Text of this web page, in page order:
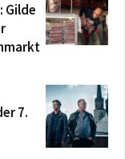
Gilde
7.